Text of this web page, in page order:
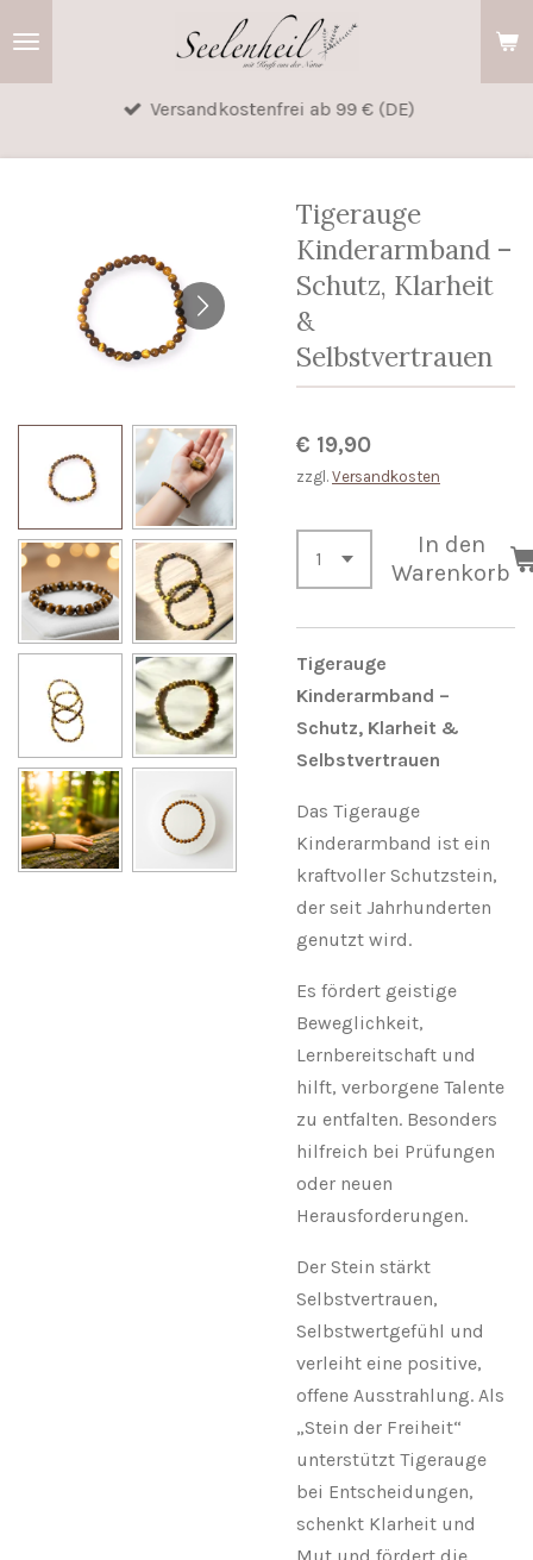
Versandkostenfrei ab 99 € (DE)
Tigerauge
Kinderarmband –
Schutz, Klarheit
&
Selbstvertrauen
€ 19,90
zzgl. Versandkosten
In den
Warenkorb
Tigerauge
Kinderarmband –
Schutz, Klarheit &
Selbstvertrauen
Das Tigerauge
Kinderarmband ist ein
kraftvoller Schutzstein,
der seit Jahrhunderten
genutzt wird.
Es fördert geistige
Beweglichkeit,
Lernbereitschaft und
hilft, verborgene Talente
zu entfalten. Besonders
hilfreich bei Prüfungen
oder neuen
Herausforderungen.
Der Stein stärkt
Selbstvertrauen,
Selbstwertgefühl und
verleiht eine positive,
offene Ausstrahlung. Als
„Stein der Freiheit“
unterstützt Tigerauge
bei Entscheidungen,
schenkt Klarheit und